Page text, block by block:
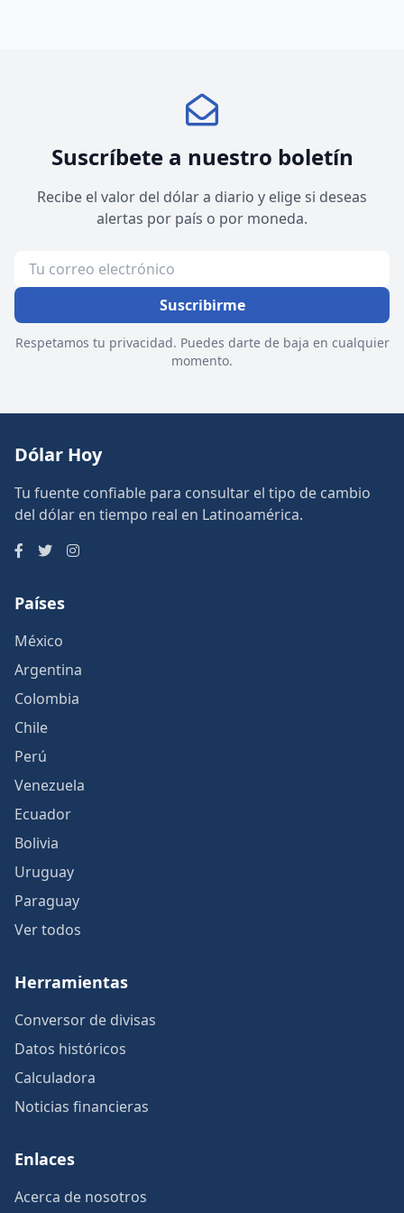
Suscríbete a nuestro boletín
Recibe el valor del dólar a diario y elige si deseas
alertas por país o por moneda.
Suscribirme
Respetamos tu privacidad. Puedes darte de baja en cualquier
momento.
Dólar Hoy
Tu fuente confiable para consultar el tipo de cambio
del dólar en tiempo real en Latinoamérica.
Países
México
Argentina
Colombia
Chile
Perú
Venezuela
Ecuador
Bolivia
Uruguay
Paraguay
Ver todos
Herramientas
Conversor de divisas
Datos históricos
Calculadora
Noticias financieras
Enlaces
Acerca de nosotros